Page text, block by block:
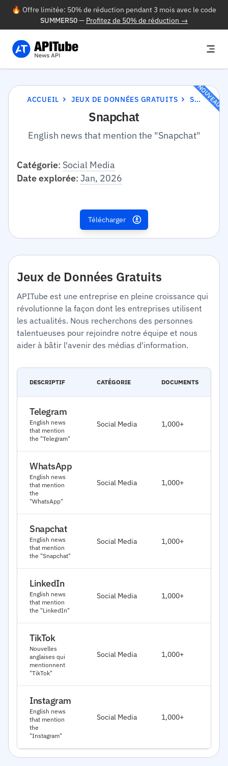
🔥 Offre limitée: 50% de réduction pendant 3 mois avec le code
SUMMER50— Profitez de 50% de réduction →
ACCUEIL JEUX DE DONNÉES GRATUITS SNAPCHAT
Snapchat
English news that mention the "Snapchat"
NOUVEAU
Catégorie: Social Media
Date explorée: Jan, 2026
Télécharger
Jeux de Données Gratuits
APITube est une entreprise en pleine croissance qui
révolutionne la façon dont les entreprises utilisent
les actualités. Nous recherchons des personnes
talentueuses pour rejoindre notre équipe et nous
aider à bâtir l'avenir des médias d'information.
DESCRIPTIF CATÉGORIE DOCUMENTS
Telegram
English news
that mention
the "Telegram"
Social Media 1,000+
WhatsApp
English news
that mention
the
"WhatsApp"
Social Media 1,000+
Snapchat
English news
that mention
the "Snapchat"
Social Media 1,000+
LinkedIn
English news
that mention
the "LinkedIn"
Social Media 1,000+
TikTok
Nouvelles
anglaises qui
mentionnent
"TikTok"
Social Media 1,000+
Instagram
English news
that mention
the
"Instagram"
Social Media 1,000+